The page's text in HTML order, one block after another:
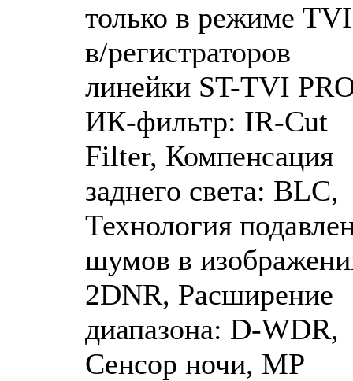
только в режиме
в/регистраторов
линейки ST-TVI
ИК-фильтр: IR-Cut
Filter, Компенсация
заднего света: BLC,
Технология
шумов в
2DNR, Расширение
диапазона: D-WDR,
Сенсор ночи, MP